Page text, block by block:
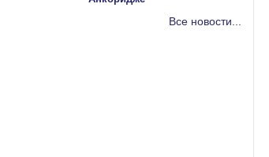
Все новости...